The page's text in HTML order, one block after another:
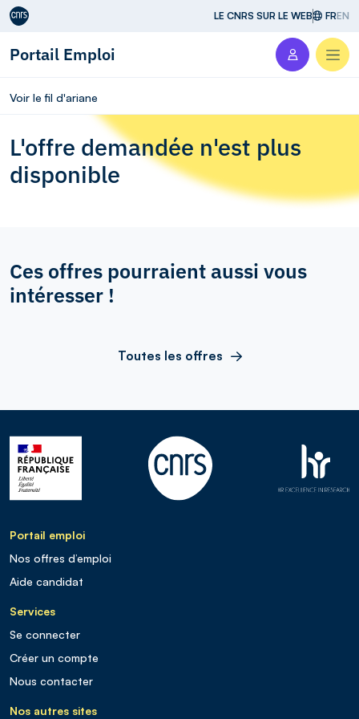
Aller au contenu LE CNRS SUR LE WEB FREN
Portail Emploi
Voir le fil d'ariane
L'offre demandée n'est plus
disponible
Ces offres pourraient aussi vous
intéresser !
Toutes les offres
Portail emploi
Nos offres d’emploi
Aide candidat
Services
Se connecter
Créer un compte
Nous contacter
Nos autres sites